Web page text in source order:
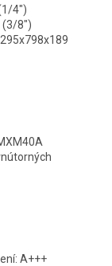
4")
(3/8")
A+++